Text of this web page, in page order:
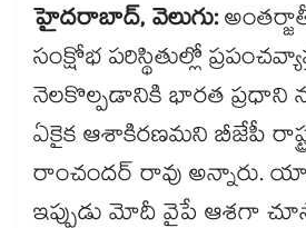
హైదరాబాద్, వెలుగు:
సంక్షోభ పరిస్థితుల్లో
నెలకొల్పడానికి భారత ప్రధాని
ఏకైక ఆశాకిరణమని బీజేపీ రాష్ట్ర
రాంచందర్ రావు అన్నారు.
ఇప్పుడు మోదీ వైపే ఆశగా